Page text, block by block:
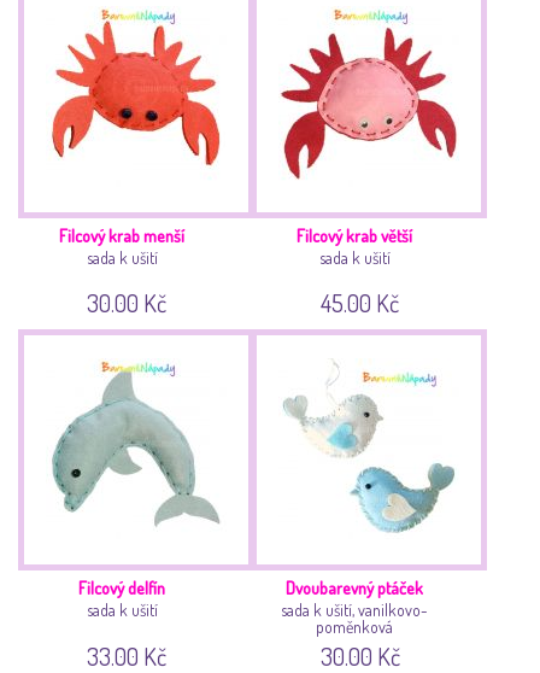
Filcový krab menší
sada k ušití
30.00 Kč
Filcový krab větší
sada k ušití
45.00 Kč
Filcový delfín
sada k ušití
33.00 Kč
Dvoubarevný ptáček
sada k ušití, vanilkovo-
poměnková
30.00 Kč